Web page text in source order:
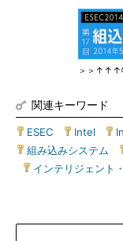
＞＞↑↑↑
関連キーワード
ESEC Intel
組み込みシステム
インテリジェント